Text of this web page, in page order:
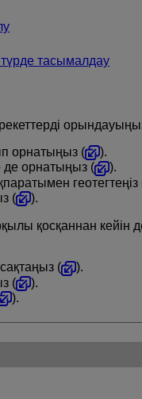
түрде тасымалдау
орнатыңыз (
).
де орнатыңыз (
).
геотегтеңіз
(
).
қосқаннан кейін
(
).
(
).
).